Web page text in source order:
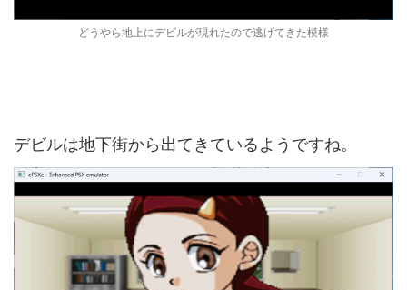
どうやら地上にデビルが現れたので逃げてきた模様
デビルは地下街から出てきているようですね。